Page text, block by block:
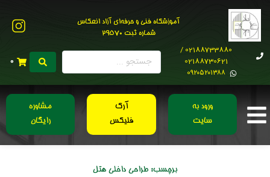
آموزشگاه فنی و حرفه‌ای آزاد انعکاس
شماره ثبت 29570
02188733880 /
02188730621
0۹۲۰۵۲۰۱۳۸۸
0
ورود به
سایت
آرک
فلیکس
مشاوره
رایگان
برچسب: طراحی داخلی هتل